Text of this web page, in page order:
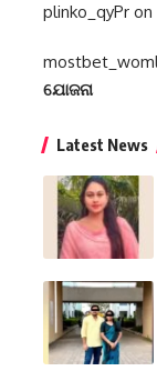
plinko_qyPr on
ଯୋଜନା
Latest News